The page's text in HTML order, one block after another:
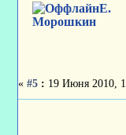
Е.
Морошкин
«#5 : 19 Июня 2010,